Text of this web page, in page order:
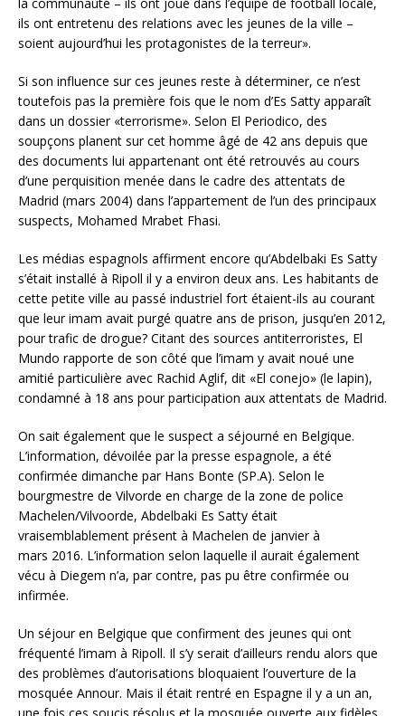
ils ont entretenu des relations avec les jeunes de la ville –
soient aujourd’hui les protagonistes de la terreur».
Si son influence sur ces jeunes reste à déterminer, ce n’est
toutefois pas la première fois que le nom d’Es Satty apparaît
dans un dossier «terrorisme». Selon El Periodico, des
soupçons planent sur cet homme âgé de 42 ans depuis que
des documents lui appartenant ont été retrouvés au cours
d’une perquisition menée dans le cadre des attentats de
Madrid (mars 2004) dans l’appartement de l’un des principaux
suspects, Mohamed Mrabet Fhasi.
Les médias espagnols affirment encore qu’Abdelbaki Es Satty
s’était installé à Ripoll il y a environ deux ans. Les habitants de
cette petite ville au passé industriel fort étaient-ils au courant
que leur imam avait purgé quatre ans de prison, jusqu’en 2012,
pour trafic de drogue? Citant des sources antiterroristes, El
Mundo rapporte de son côté que l’imam y avait noué une
amitié particulière avec Rachid Aglif, dit «El conejo» (le lapin),
condamné à 18 ans pour participation aux attentats de Madrid.
On sait également que le suspect a séjourné en Belgique.
L’information, dévoilée par la presse espagnole, a été
confirmée dimanche par Hans Bonte (SP.A). Selon le
bourgmestre de Vilvorde en charge de la zone de police
Machelen/Vilvoorde, Abdelbaki Es Satty était
vraisemblablement présent à Machelen de janvier à
mars 2016. L’information selon laquelle il aurait également
vécu à Diegem n’a, par contre, pas pu être confirmée ou
infirmée.
Un séjour en Belgique que confirment des jeunes qui ont
fréquenté l’imam à Ripoll. Il s’y serait d’ailleurs rendu alors que
des problèmes d’autorisations bloquaient l’ouverture de la
mosquée Annour. Mais il était rentré en Espagne il y a un an,
une fois ces soucis résolus et la mosquée ouverte aux fidèles.